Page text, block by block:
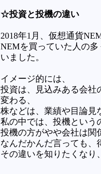
☆投資と投機の違い
2018年1月、仮想通貨
NEMを買っていた人の
いました。
イメージ的には、
投資は、見込みある会社
変わる、
株などは、業績や目論見
私の中では、投機という
投機の方がやや会社は関
なんだかんだ言っても、
その違いを知りたくなり